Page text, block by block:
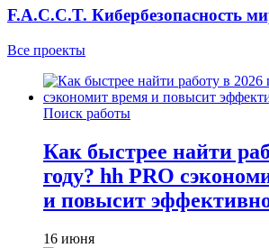
F.A.C.C.T. Кибербезопасность
Все проекты
Поиск работы
Как быстрее найти
году? hh PRO
и повысит
16 июня